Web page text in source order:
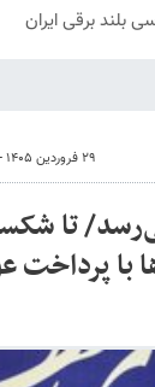
۲۹ فروردین ۱۴۰۵ - ۰۹:۵۶
تا
پرداخت